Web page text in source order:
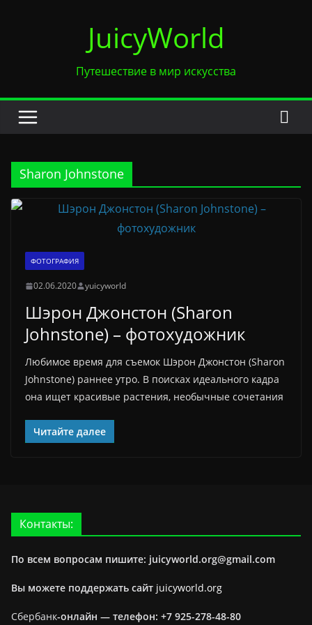
JuicyWorld
Путешествие в мир искусства
Sharon Johnstone
ФОТОГРАФИЯ
02.06.2020 yuicyworld
Шэрон Джонстон (Sharon
Johnstone) – фотохудожник
Любимое время для съемок Шэрон Джонстон (Sharon
Johnstone) раннее утро. В поисках идеального кадра
она ищет красивые растения, необычные сочетания
Читайте далее
Контакты:
По всем вопросам пишите: juicyworld.org@gmail.com
Вы можете поддержать сайт juicyworld.org
Сбербанк-онлайн — телефон: +7 925-278-48-80